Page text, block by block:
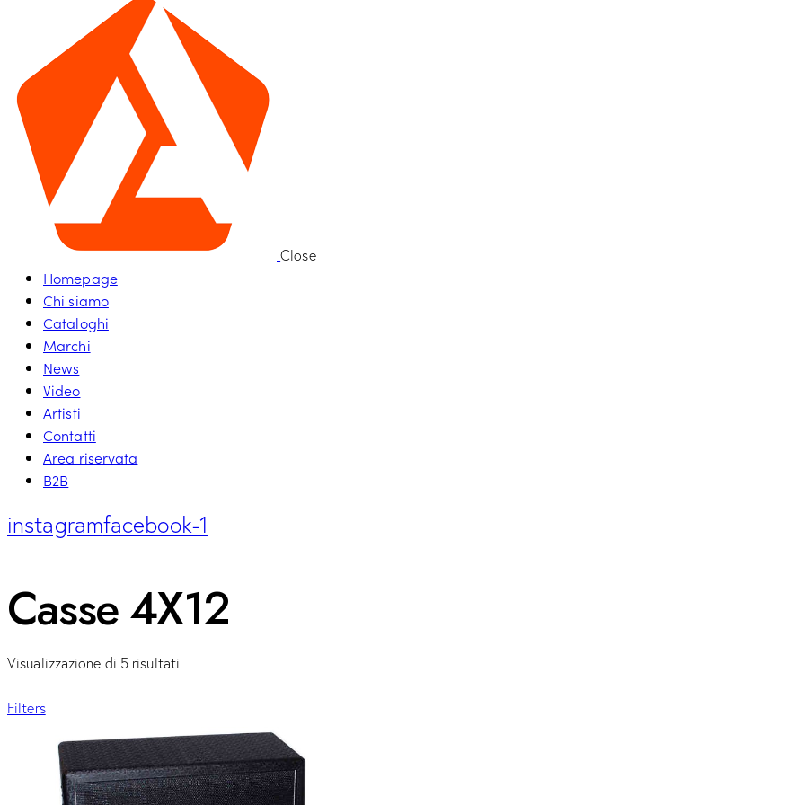
Close
Homepage
Chi siamo
Cataloghi
Marchi
News
Video
Artisti
Contatti
Area riservata
B2B
instagramfacebook-1
Casse 4X12
Visualizzazione di 5 risultati
Filters